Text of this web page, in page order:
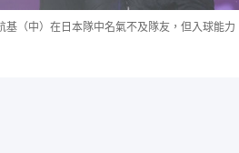
基（中）在日本隊中名氣不及隊友，但入球能力